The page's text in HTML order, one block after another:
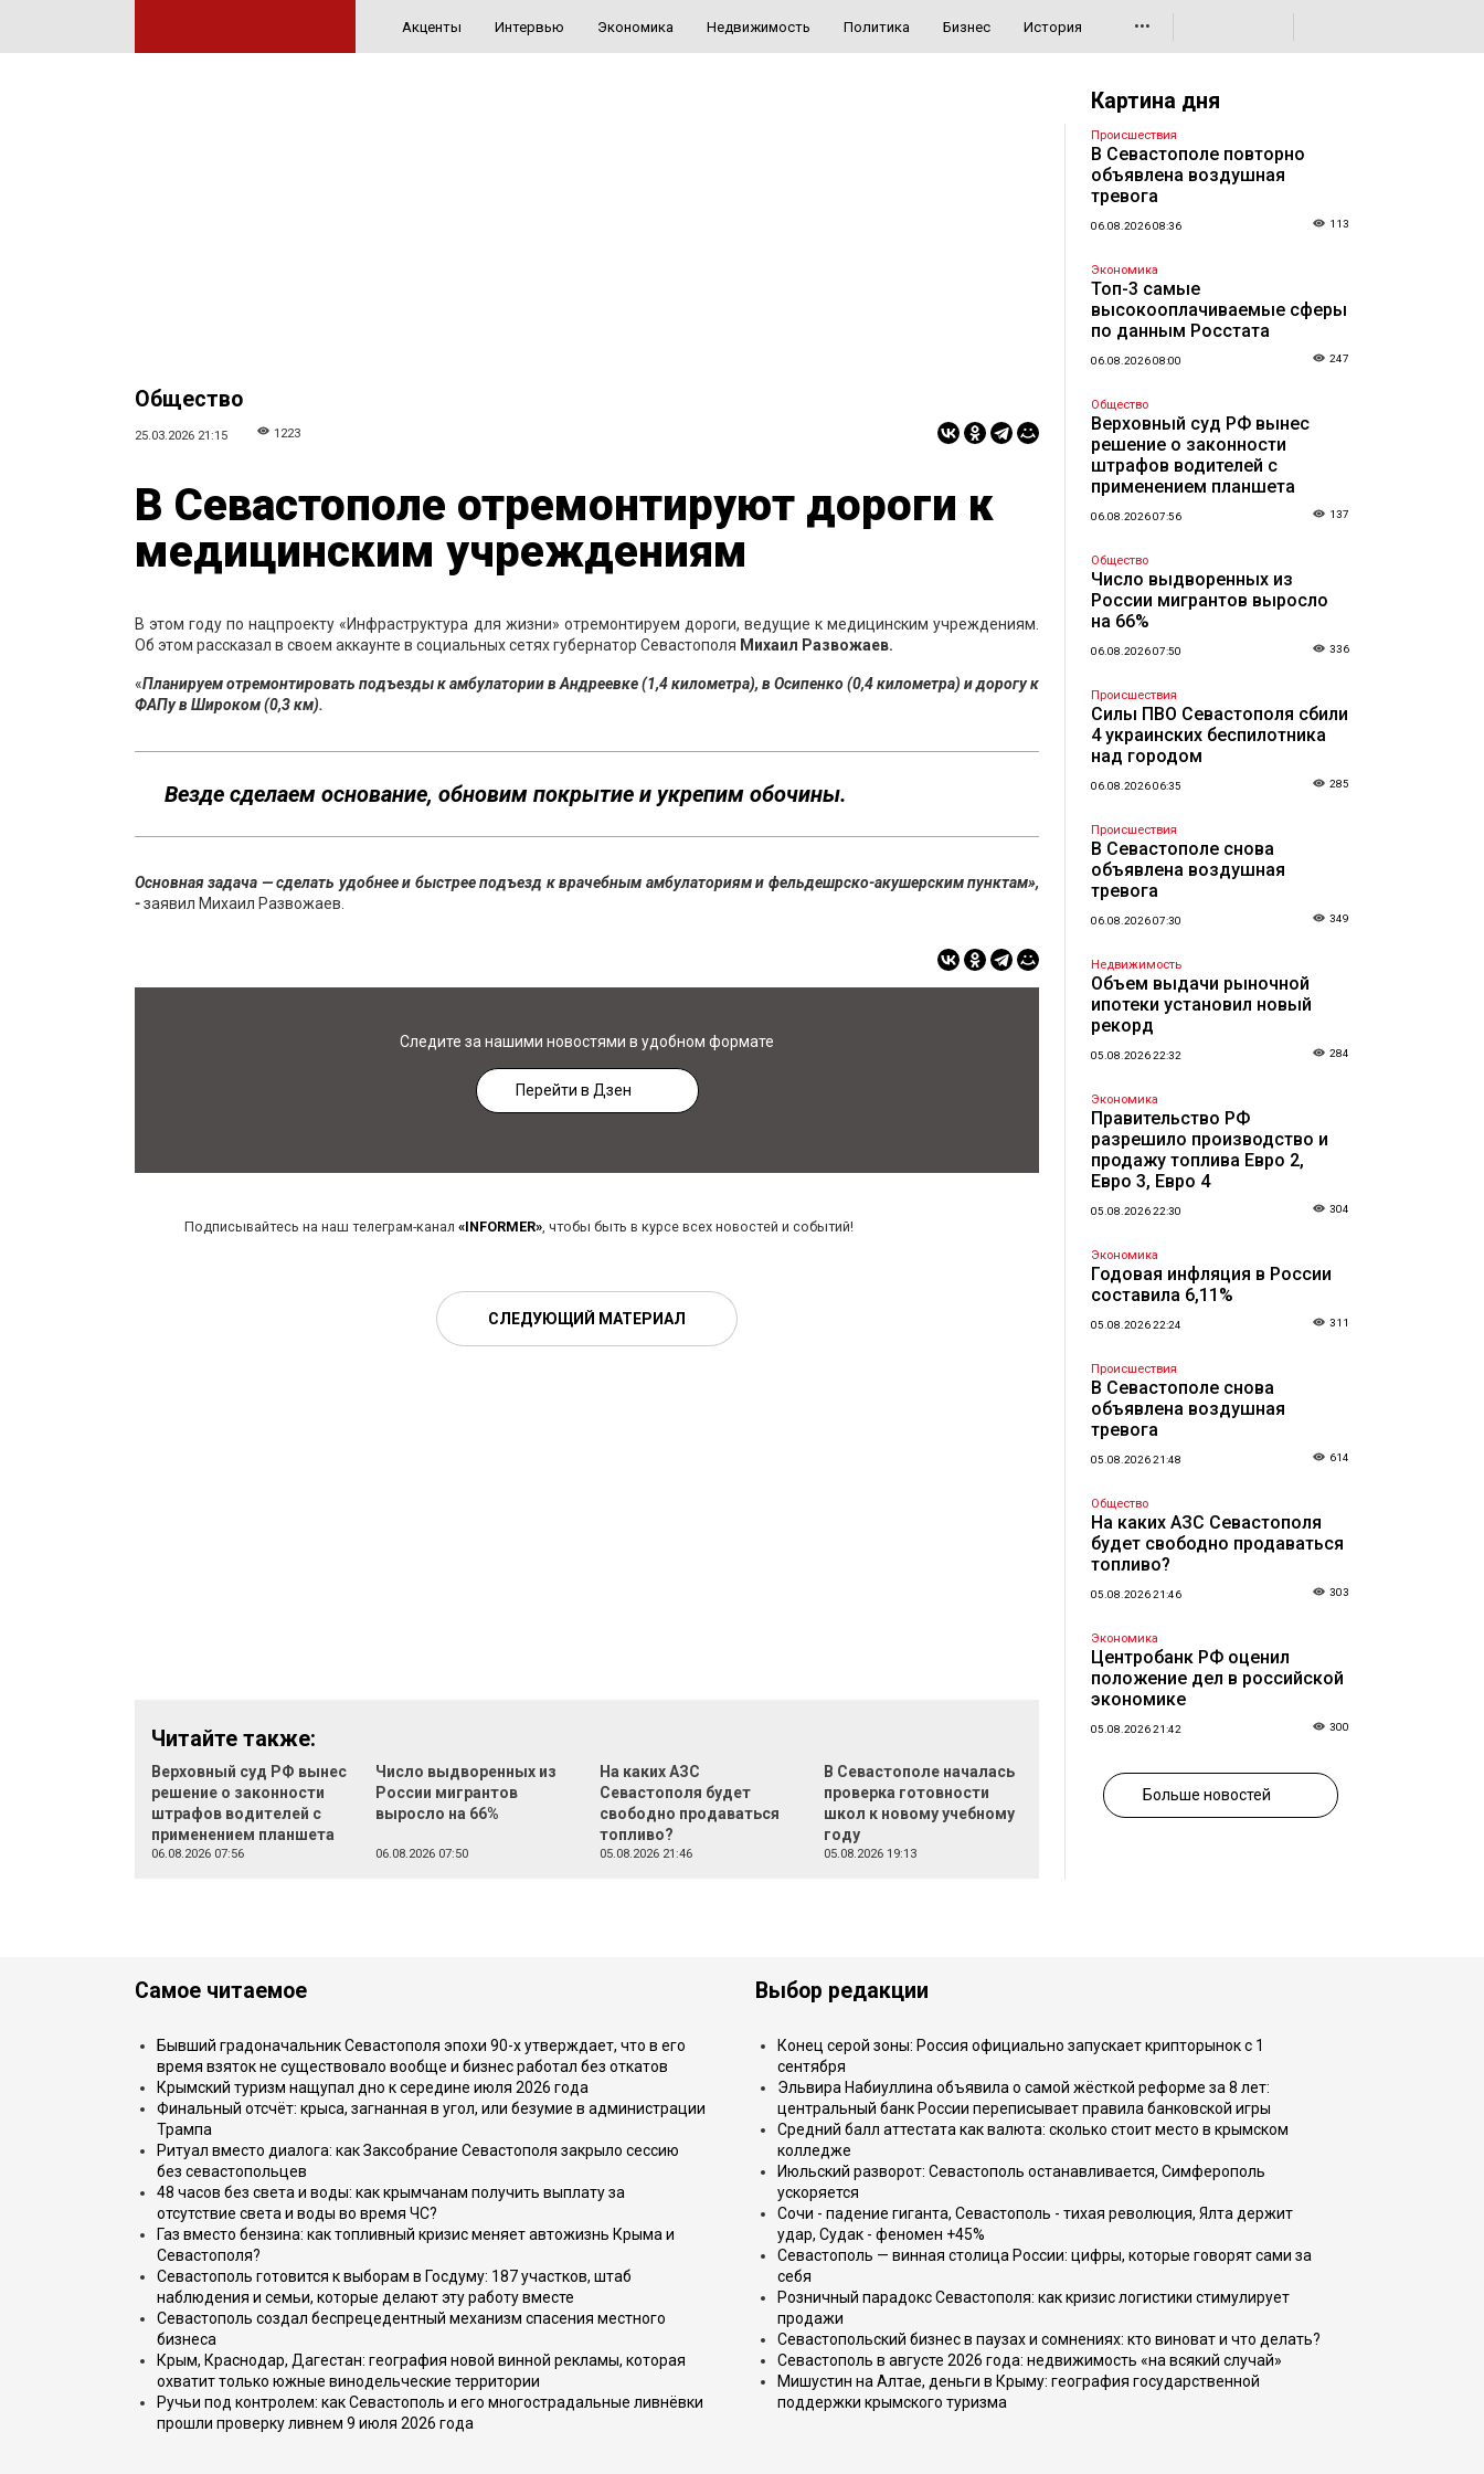
Акценты Интервью Экономика Недвижимость Политика Бизнес История •••
Общество
25.03.2026 21:15 1223
В Севастополе отремонтируют дороги к
медицинским учреждениям
В этом году по нацпроекту «Инфраструктура для жизни» отремонтируем дороги, ведущие к медицинским учреждениям.
Об этом рассказал в своем аккаунте в социальных сетях губернатор Севастополя Михаил Развожаев.
«Планируем отремонтировать подъезды к амбулатории в Андреевке (1,4 километра), в Осипенко (0,4 километра) и дорогу к
ФАПу в Широком (0,3 км).
Везде сделаем основание, обновим покрытие и укрепим обочины.
Основная задача — сделать удобнее и быстрее подъезд к врачебным амбулаториям и фельдешрско-акушерским пунктам»,
-заявил Михаил Развожаев.
Следите за нашими новостями в удобном формате
Перейти в Дзен
Подписывайтесь на наш телеграм-канал «INFORMER», чтобы быть в курсе всех новостей и событий!
СЛЕДУЮЩИЙ МАТЕРИАЛ
Читайте также:
Верховный суд РФ вынес
решение о законности
штрафов водителей с
применением планшета
06.08.2026 07:56
Число выдворенных из
России мигрантов
выросло на 66%
06.08.2026 07:50
На каких АЗС
Севастополя будет
свободно продаваться
топливо?
05.08.2026 21:46
В Севастополе началась
проверка готовности
школ к новому учебному
году
05.08.2026 19:13
Картина дня
Происшествия
В Севастополе повторно
объявлена воздушная
тревога
06.08.2026 08:36 113
Экономика
Топ-3 самые
высокооплачиваемые сферы
по данным Росстата
06.08.2026 08:00 247
Общество
Верховный суд РФ вынес
решение о законности
штрафов водителей с
применением планшета
06.08.2026 07:56 137
Общество
Число выдворенных из
России мигрантов выросло
на 66%
06.08.2026 07:50 336
Происшествия
Силы ПВО Севастополя сбили
4 украинских беспилотника
над городом
06.08.2026 06:35 285
Происшествия
В Севастополе снова
объявлена воздушная
тревога
06.08.2026 07:30 349
Недвижимость
Объем выдачи рыночной
ипотеки установил новый
рекорд
05.08.2026 22:32 284
Экономика
Правительство РФ
разрешило производство и
продажу топлива Евро 2,
Евро 3, Евро 4
05.08.2026 22:30 304
Экономика
Годовая инфляция в России
составила 6,11%
05.08.2026 22:24 311
Происшествия
В Севастополе снова
объявлена воздушная
тревога
05.08.2026 21:48 614
Общество
На каких АЗС Севастополя
будет свободно продаваться
топливо?
05.08.2026 21:46 303
Экономика
Центробанк РФ оценил
положение дел в российской
экономике
05.08.2026 21:42 300
Больше новостей
Самое читаемое
Бывший градоначальник Севастополя эпохи 90-х утверждает, что в его
время взяток не существовало вообще и бизнес работал без откатов
Крымский туризм нащупал дно к середине июля 2026 года
Финальный отсчёт: крыса, загнанная в угол, или безумие в администрации
Трампа
Ритуал вместо диалога: как Заксобрание Севастополя закрыло сессию
без севастопольцев
48 часов без света и воды: как крымчанам получить выплату за
отсутствие света и воды во время ЧС?
Газ вместо бензина: как топливный кризис меняет автожизнь Крыма и
Севастополя?
Севастополь готовится к выборам в Госдуму: 187 участков, штаб
наблюдения и семьи, которые делают эту работу вместе
Севастополь создал беспрецедентный механизм спасения местного
бизнеса
Крым, Краснодар, Дагестан: география новой винной рекламы, которая
охватит только южные винодельческие территории
Ручьи под контролем: как Севастополь и его многострадальные ливнёвки
прошли проверку ливнем 9 июля 2026 года
Выбор редакции
Конец серой зоны: Россия официально запускает крипторынок с 1
сентября
Эльвира Набиуллина объявила о самой жёсткой реформе за 8 лет:
центральный банк России переписывает правила банковской игры
Средний балл аттестата как валюта: сколько стоит место в крымском
колледже
Июльский разворот: Севастополь останавливается, Симферополь
ускоряется
Сочи - падение гиганта, Севастополь - тихая революция, Ялта держит
удар, Судак - феномен +45%
Севастополь — винная столица России: цифры, которые говорят сами за
себя
Розничный парадокс Севастополя: как кризис логистики стимулирует
продажи
Севастопольский бизнес в паузах и сомнениях: кто виноват и что делать?
Севастополь в августе 2026 года: недвижимость «на всякий случай»
Мишустин на Алтае, деньги в Крыму: география государственной
поддержки крымского туризма